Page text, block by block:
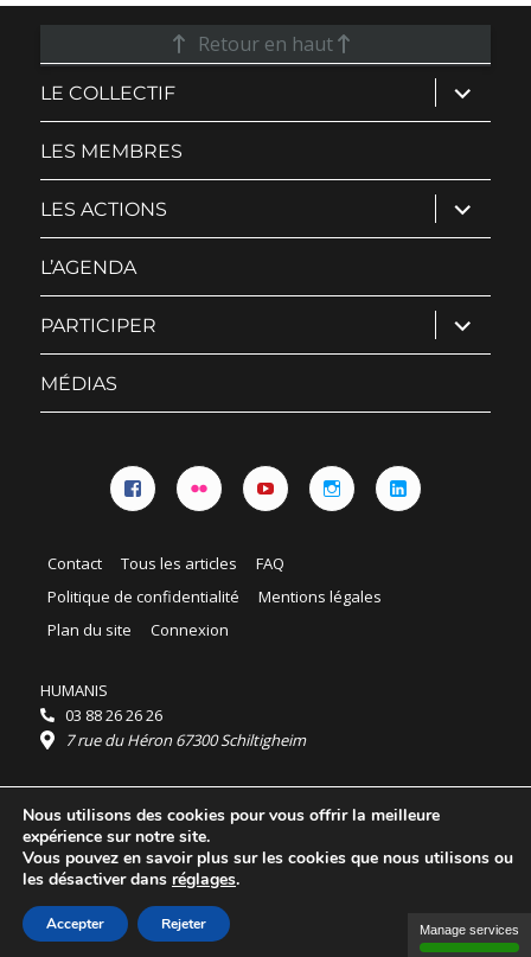
Retour en haut
LE COLLECTIF ouvrir
le
sous-
LES MEMBRES
LES ACTIONS ouvrir
le
sous-
L’AGENDA
PARTICIPER ouvrir
le
sous-
MÉDIAS
Contact Tous les articles
FAQ
Politique de confidentialité
Mentions légales
Plan du site
Connexion
HUMANIS
03 88 26 26 26
7 rue du Héron 67300 Schiltigheim
Horaires :
HUMANIS : du lundi au vendredi 9h - 18h
Ordidocaz : du lundi au vendredi 8h - 19h
© 2025 HUMANIS, tous droits réservés.
Licence Creative Commons Attribution 4.0
International
Nous utilisons des cookies pour vous offrir la meilleure
expérience sur notre site.
Vous pouvez en savoir plus sur les cookies que nous utilisons ou
les désactiver dans réglages.
Accepter Rejeter Manage services